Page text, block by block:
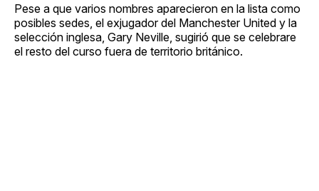
Pese a que varios nombres aparecieron en la lista como
posibles sedes, el exjugador del Manchester United y la
selección inglesa, Gary Neville, sugirió que se celebrare
el resto del curso fuera de territorio británico.